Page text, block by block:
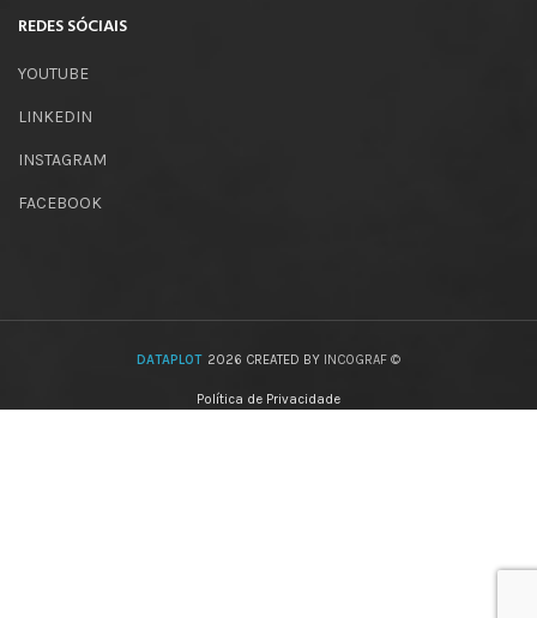
REDES SÓCIAIS
YOUTUBE
LINKEDIN
INSTAGRAM
FACEBOOK
DATAPLOT 2026 CREATED BY INCOGRAF ©
Política de Privacidade